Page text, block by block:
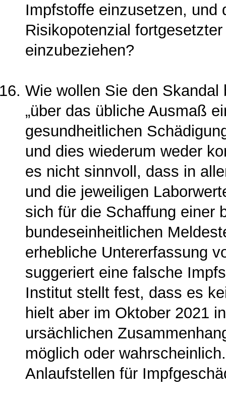
Impfstoffe einzusetzen, und
Risikopotenzial
einzubeziehen?
Wie wollen Sie den
„über das übliche Ausmaß
gesundheitli­chen
und dies wiederum weder
es nicht sinnvoll, dass in
und die jeweiligen
sich für die Schaffung einer
bundeseinheitlichen
erhebliche Untererfassung
suggeriert eine falsche
Institut stellt fest, dass es
hielt aber im Oktober 2021
ursächlichen
möglich oder
Anlaufstellen für